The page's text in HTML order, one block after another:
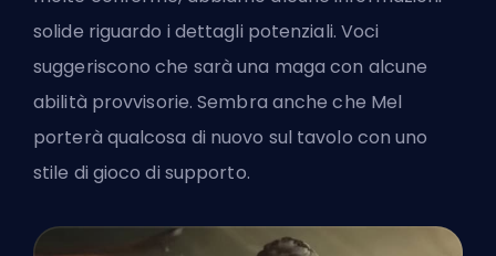
solide riguardo i dettagli potenziali. Voci
suggeriscono che sarà una maga con alcune
abilità provvisorie. Sembra anche che Mel
porterà qualcosa di nuovo sul tavolo con uno
stile di gioco di supporto.